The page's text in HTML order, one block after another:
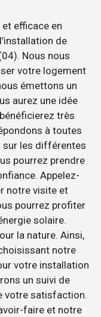
efficace en
de
Nous nous
votre logement
émettons un
aurez une idée
très
à toutes
sur les différentes
pourrez prendre
Appelez-
notre visite et
pourrez profiter
solaire.
la nature. Ainsi,
notre
votre installation
un suivi de
votre satisfaction.
faire et notre